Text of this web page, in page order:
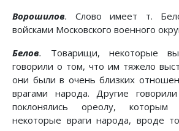
Ворошилов. Слово имеет т.
войсками Московского военного
Белов. Товарищи, некоторые
говорили о том, что им тяжело
они были в очень близких
врагами народа. Другие
поклонялись ореолу,
некоторые враги народа, вроде